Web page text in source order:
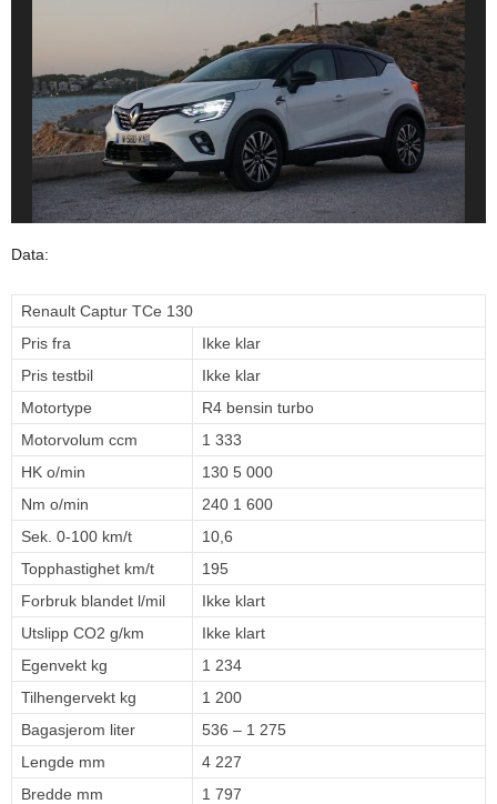
Data:
Renault Captur TCe 130
Pris fra
Ikke klar
Pris testbil
Ikke klar
Motortype
R4 bensin turbo
Motorvolum ccm
1 333
HK o/min
130 5 000
Nm o/min
240 1 600
Sek. 0-100 km/t
10,6
Topphastighet km/t
195
Forbruk blandet l/mil
Ikke klart
Utslipp CO2 g/km
Ikke klart
Egenvekt kg
1 234
Tilhengervekt kg
1 200
Bagasjerom liter
536 – 1 275
Lengde mm
4 227
Bredde mm
1 797